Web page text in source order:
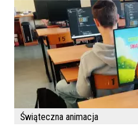
Świąteczna animacja